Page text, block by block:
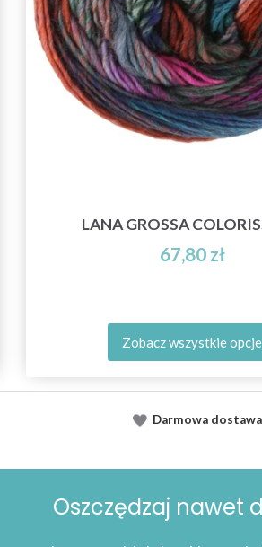
LANA GROSSA
67,80 zł
Zobacz wszystkie opcje
Darmowa dostawa
Oszczędzaj nawet